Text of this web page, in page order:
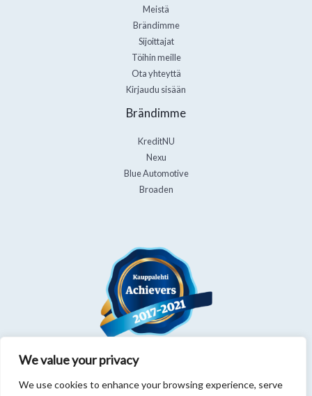
We value your privacy
We use cookies to enhance your browsing experience, serve
Meistä
Brändimme
Sijoittajat
Töihin meille
Ota yhteyttä
Kirjaudu sisään
Brändimme
KreditNU
Nexu
Blue Automotive
Broaden